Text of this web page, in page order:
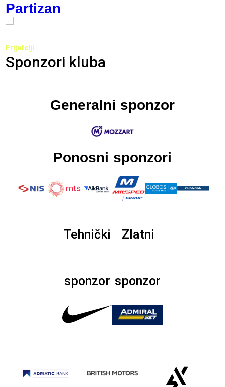
Partizan
Prijatelji
Sponzori kluba
Generalni sponzor
Ponosni sponzori
Tehnički
sponzor
Zlatni
sponzor